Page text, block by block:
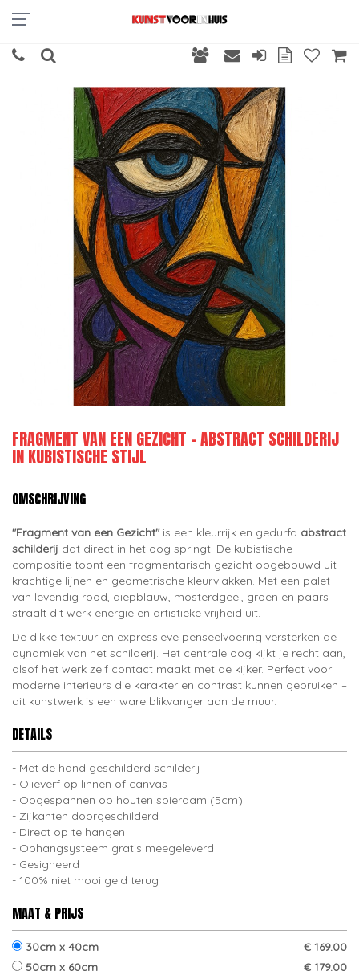
FRAGMENT VAN EEN GEZICHT – ABSTRACT SCHILDERIJ
IN KUBISTISCHE STIJL
OMSCHRIJVING
"Fragment van een Gezicht" is een kleurrijk en gedurfd abstract
schilderij dat direct in het oog springt. De kubistische
compositie toont een fragmentarisch gezicht opgebouwd uit
krachtige lijnen en geometrische kleurvlakken. Met een palet
van levendig rood, diepblauw, mosterdgeel, groen en paars
straalt dit werk energie en artistieke vrijheid uit.
De dikke textuur en expressieve penseelvoering versterken de
dynamiek van het schilderij. Het centrale oog kijkt je recht aan,
alsof het werk zelf contact maakt met de kijker. Perfect voor
moderne interieurs die karakter en contrast kunnen gebruiken –
dit kunstwerk is een ware blikvanger aan de muur.
DETAILS
Met de hand geschilderd schilderij
Olieverf op linnen of canvas
Opgespannen op houten spieraam (5cm)
Zijkanten doorgeschilderd
Direct op te hangen
Ophangsysteem gratis meegeleverd
Gesigneerd
100% niet mooi geld terug
MAAT & PRIJS
30cm x 40cm
€ 169.00
50cm x 60cm
€ 179.00